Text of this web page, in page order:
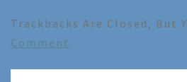
Trackbacks Are Closed, But
Comment .